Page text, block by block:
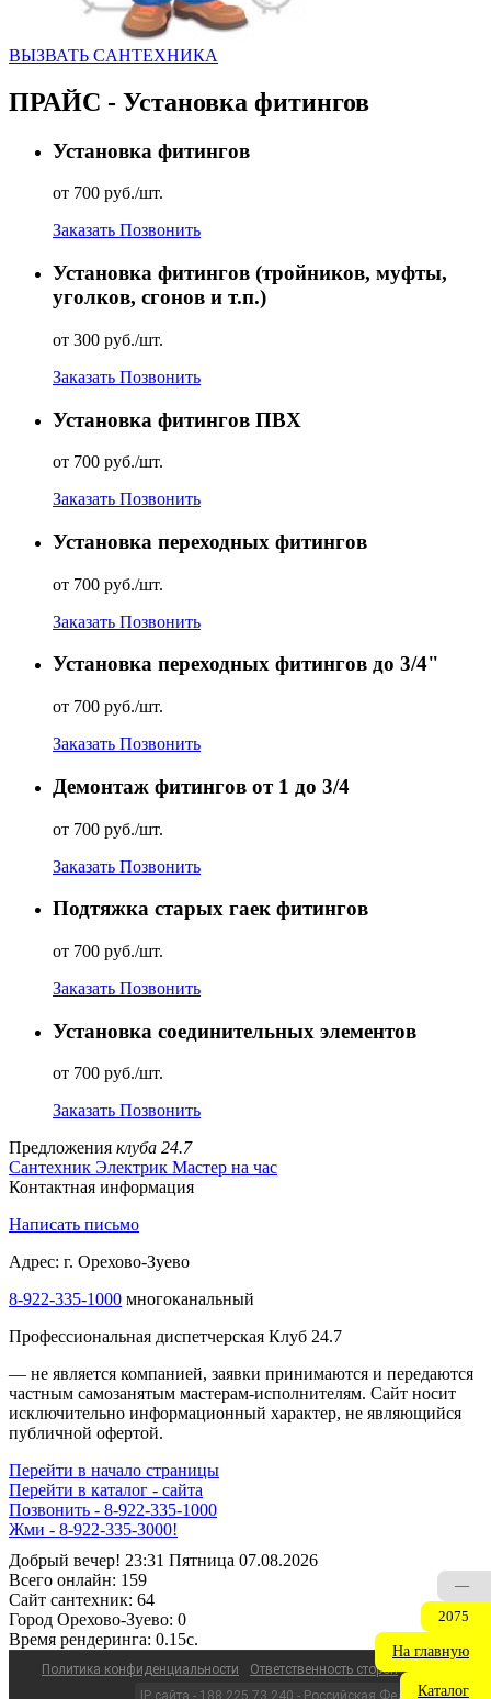
ВЫЗВАТЬ CАНТЕХНИКА
ПРАЙС - Установка фитингов
Установка фитингов
от 700 руб./шт.
Заказать Позвонить
Установка фитингов (тройников, муфты,
уголков, сгонов и т.п.)
от 300 руб./шт.
Заказать Позвонить
Установка фитингов ПВХ
от 700 руб./шт.
Заказать Позвонить
Установка переходных фитингов
от 700 руб./шт.
Заказать Позвонить
Установка переходных фитингов до 3/4"
от 700 руб./шт.
Заказать Позвонить
Демонтаж фитингов от 1 до 3/4
от 700 руб./шт.
Заказать Позвонить
Подтяжка старых гаек фитингов
от 700 руб./шт.
Заказать Позвонить
Установка соединительных элементов
от 700 руб./шт.
Заказать Позвонить
Предложения клуба 24.7
Сантехник Электрик Мастер на час
Контактная информация
Написать письмо
Адрес: г. Орехово-Зуево
8-922-335-1000 многоканальный
Профессиональная диспетчерская Клуб 24.7
— не является компанией, заявки принимаются и передаются
частным самозанятым мастерам‑исполнителям. Сайт носит
исключительно информационный характер, не являющийся
публичной офертой.
Перейти в начало страницы
Перейти в каталог - сайта
Позвонить - 8-922-335-1000
Жми - 8-922-335-3000!
Добрый вечер! 23:31 Пятница 07.08.2026
Всего онлайн: 159
Сайт cантехник: 64
Город Орехово-Зуево: 0
Время рендеринга: 0.15c.
Политика конфиденциальности
Ответственность сторон
—
2075
На главную
Каталог